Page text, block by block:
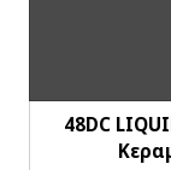
48DC